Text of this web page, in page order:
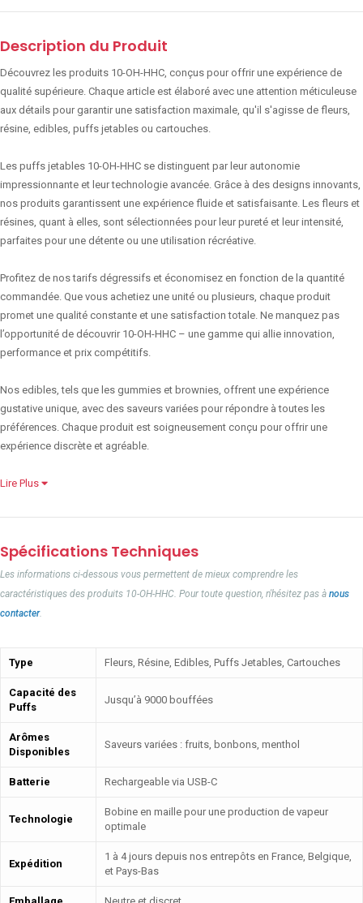
Description du Produit
Découvrez les produits 10-OH-HHC, conçus pour offrir une expérience de
qualité supérieure. Chaque article est élaboré avec une attention méticuleuse
aux détails pour garantir une satisfaction maximale, qu'il s'agisse de fleurs,
résine, edibles, puffs jetables ou cartouches.
Les puffs jetables 10-OH-HHC se distinguent par leur autonomie
impressionnante et leur technologie avancée. Grâce à des designs innovants,
nos produits garantissent une expérience fluide et satisfaisante. Les fleurs et
résines, quant à elles, sont sélectionnées pour leur pureté et leur intensité,
parfaites pour une détente ou une utilisation récréative.
Profitez de nos tarifs dégressifs et économisez en fonction de la quantité
commandée. Que vous achetiez une unité ou plusieurs, chaque produit
promet une qualité constante et une satisfaction totale. Ne manquez pas
l’opportunité de découvrir 10-OH-HHC – une gamme qui allie innovation,
performance et prix compétitifs.
Nos edibles, tels que les gummies et brownies, offrent une expérience
gustative unique, avec des saveurs variées pour répondre à toutes les
préférences. Chaque produit est soigneusement conçu pour offrir une
expérience discrète et agréable.
Lire Plus
Spécifications Techniques
Les informations ci-dessous vous permettent de mieux comprendre les
caractéristiques des produits 10-OH-HHC. Pour toute question, n'hésitez pas à nous
contacter.
Type Fleurs, Résine, Edibles, Puffs Jetables, Cartouches
Capacité des
Puffs
Jusqu’à 9000 bouffées
Arômes
Disponibles
Saveurs variées : fruits, bonbons, menthol
Batterie Rechargeable via USB-C
Technologie
Bobine en maille pour une production de vapeur
optimale
Expédition
1 à 4 jours depuis nos entrepôts en France, Belgique,
et Pays-Bas